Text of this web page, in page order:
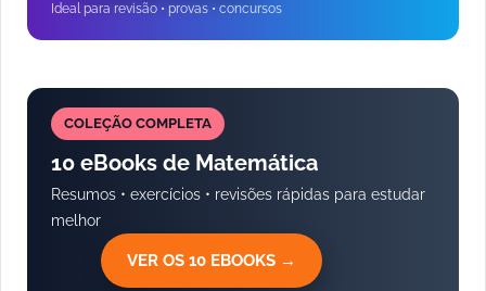
Ideal para revisão • provas • concursos
COLEÇÃO COMPLETA
10 eBooks de Matemática
Resumos • exercícios • revisões rápidas para estudar
melhor
VER OS 10 EBOOKS →